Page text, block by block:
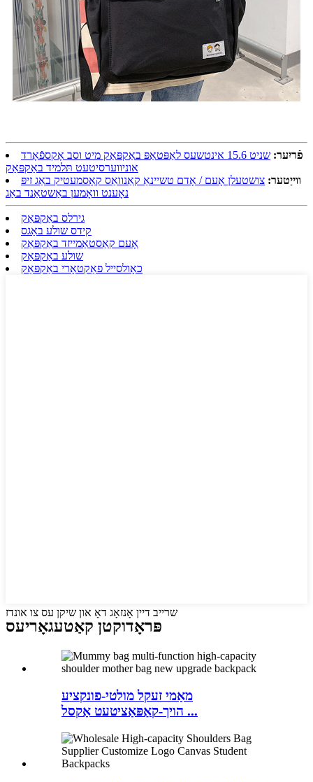
פֿריִער:
שניט 15.6 אינטשעס לאַפּטאַפּ באַקפּאַק מיט וסב אָקספֿאָרד
אוניווערסיטעט תּלמיד באַקפּאַק
ווייַטער: צושטעלן אָעם / אָדם טשיינאַ קאַנוואַס קאָסמעטיק באַג זיפּ
נאָענט וואָמען באַשטאַנד באַג
גירלס באַקפּאַק
קידס שולע באַגס
אָעם קאַסטאַמייזד באַקפּאַק
שולע באַקפּאַק
כאָולסייל פאַקטאָרי באַקפּאַק
שרייב דיין אָנזאָג דאָ און שיקן עס צו אונדז
פּראָדוקטן קאַטעגאָריעס
מאַמי זעקל מולטי-פונקציע
הויך-קאַפּאַציטעט אַקסל ...